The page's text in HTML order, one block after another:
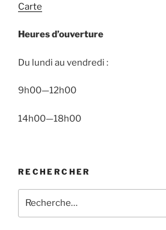
Carte
Heures d’ouverture
Du lundi au vendredi :
9h00—12h00
14h00—18h00
RECHERCHER
pour